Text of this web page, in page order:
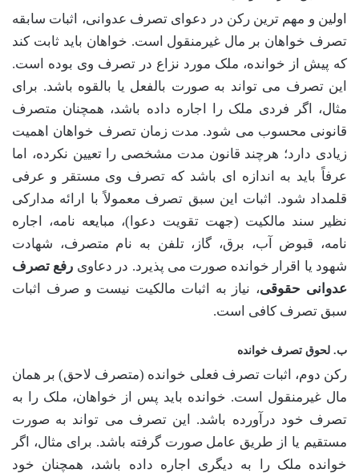
اولین و مهم ترین رکن در دعوای تصرف عدوانی، اثبات سابقه
تصرف خواهان بر مال غیرمنقول است. خواهان باید ثابت کند
که پیش از خوانده، ملک مورد نزاع در تصرف وی بوده است.
این تصرف می تواند به صورت بالفعل یا بالقوه باشد. برای
مثال، اگر فردی ملک را اجاره داده باشد، همچنان متصرف
قانونی محسوب می شود. مدت زمان تصرف خواهان اهمیت
زیادی دارد؛ هرچند قانون مدت مشخصی را تعیین نکرده، اما
عرفاً باید به اندازه ای باشد که تصرف وی مستقر و عرفی
قلمداد شود. اثبات این سبق تصرف معمولاً با ارائه مدارکی
نظیر سند مالکیت (جهت تقویت دعوا)، مبایعه نامه، اجاره
نامه، قبوض آب، برق، گاز، تلفن به نام متصرف، شهادت
شهود یا اقرار خوانده صورت می پذیرد. در دعاوی رفع تصرف
عدوانی حقوقی، نیاز به اثبات مالکیت نیست و صرف اثبات
سبق تصرف کافی است.
ب. لحوق تصرف خوانده
رکن دوم، اثبات تصرف فعلی خوانده (متصرف لاحق) بر همان
مال غیرمنقول است. خوانده باید پس از خواهان، ملک را به
تصرف خود درآورده باشد. این تصرف می تواند به صورت
مستقیم یا از طریق عامل صورت گرفته باشد. برای مثال، اگر
خوانده ملک را به دیگری اجاره داده باشد، همچنان خود